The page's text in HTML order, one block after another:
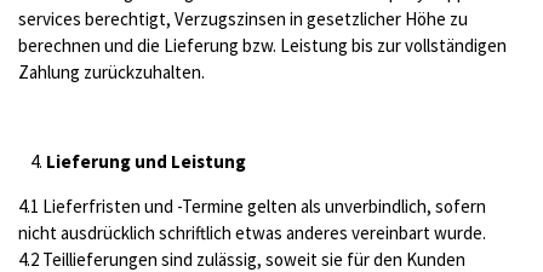
services berechtigt, Verzugszinsen in gesetzlicher Höhe zu
berechnen und die Lieferung bzw. Leistung bis zur vollständigen
Zahlung zurückzuhalten.
Lieferung und Leistung
4.1 Lieferfristen und -Termine gelten als unverbindlich, sofern
nicht ausdrücklich schriftlich etwas anderes vereinbart wurde.
4.2 Teillieferungen sind zulässig, soweit sie für den Kunden